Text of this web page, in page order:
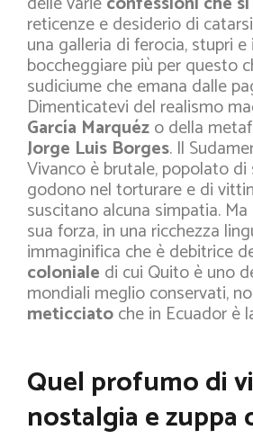
reticenze e desiderio di
una galleria di ferocia, stupri
boccheggiare più per questo
sudiciume che emana dalle
Dimenticatevi del realismo
García Marquézo della
Jorge Luis Borges. Il
Vivanco è brutale, popolato di
godono nel torturare e di
suscitano alcuna simpatia.
sua forza, in una ricchezza
immaginifica che è debitrice
coloniale di cui Quito è uno
mondiali meglio conservati,
meticciatoche in Ecuador è
Quel profumo di
nostalgia e zuppa